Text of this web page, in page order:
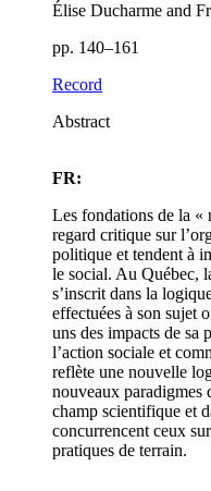
Élise Ducharme and
pp. 140–161
Record
Abstract
FR:
Les fondations de la «
regard critique sur
politique et tendent à
le social. Au Québec,
s’inscrit dans la
effectuées à son sujet
uns des impacts de sa
l’action sociale et
reflète une nouvelle
nouveaux paradigmes
champ scientifique et
concurrencent ceux
pratiques de terrain.